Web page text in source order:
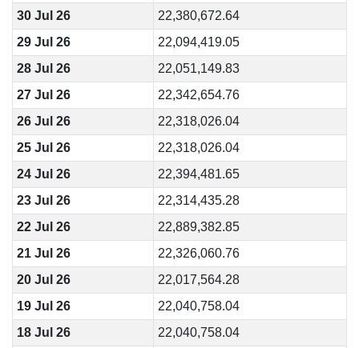
30 Jul 26
22,380,672.64
29 Jul 26
22,094,419.05
28 Jul 26
22,051,149.83
27 Jul 26
22,342,654.76
26 Jul 26
22,318,026.04
25 Jul 26
22,318,026.04
24 Jul 26
22,394,481.65
23 Jul 26
22,314,435.28
22 Jul 26
22,889,382.85
21 Jul 26
22,326,060.76
20 Jul 26
22,017,564.28
19 Jul 26
22,040,758.04
18 Jul 26
22,040,758.04